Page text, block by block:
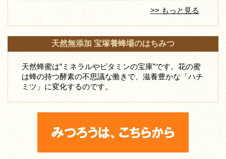
>> もっと見る
天然無添加 宝塚養蜂場のはちみつ
天然蜂蜜は”ミネラルやビタミンの宝庫”です。花の蜜
は蜂の持つ酵素の不思議な働きで、滋養豊かな「ハチ
ミツ」に変化するのです。